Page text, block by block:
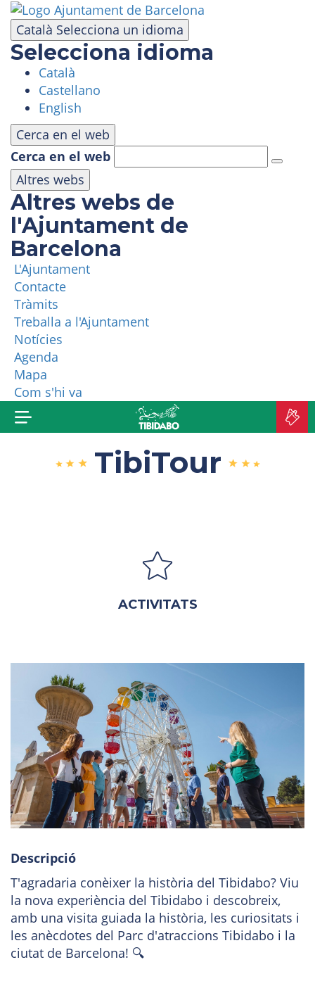
Català Selecciona un idioma
Selecciona idioma
Català
Castellano
English
Cerca en el web
Cerca en el web
Altres webs
Altres webs de
l'Ajuntament de
Barcelona
L'Ajuntament
Contacte
Tràmits
Treballa a l'Ajuntament
Notícies
Agenda
Mapa
Com s'hi va
Vés
contingut
VISITA
PARC D'ATRACCIONS
ÀREA PANORÀMICA
MASIA TIBIDABO
FUNICULAR
TIBICLUB
QUI SOM?
MÉS PRODUCTES
TibiTour
ACTIVITATS
Descripció
T'agradaria conèixer la història del Tibidabo? Viu
la nova experiència del Tibidabo i descobreix,
amb una visita guiada la història, les curiositats i
les anècdotes del Parc d'atraccions Tibidabo i la
ciutat de Barcelona! 🔍